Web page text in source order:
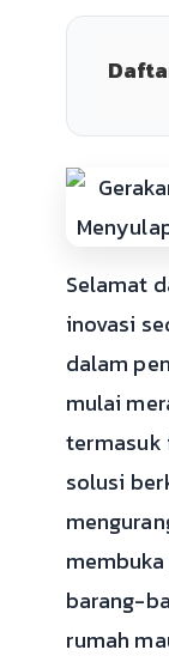
Selamat
inovasi
dalam
mulai
termasuk
solusi
barang-
rumah